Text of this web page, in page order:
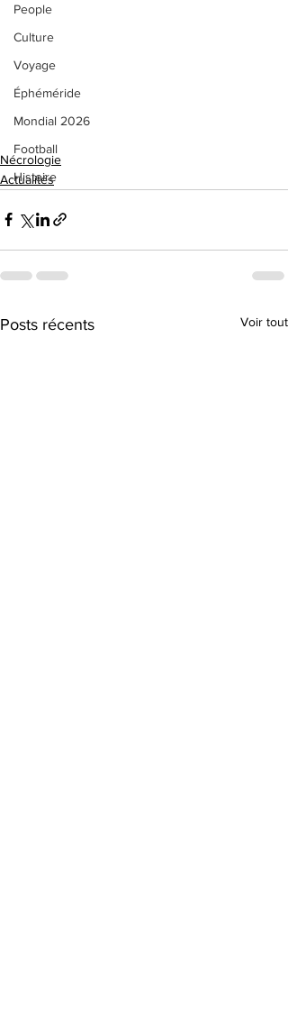
People
Culture
Voyage
Éphéméride
Mondial 2026
Football
Histoire
Nécrologie
Actualités
Posts récents Voir tout